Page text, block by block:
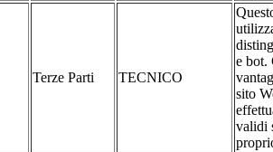
Terze Parti TECNICO
e bot.
sito
validi